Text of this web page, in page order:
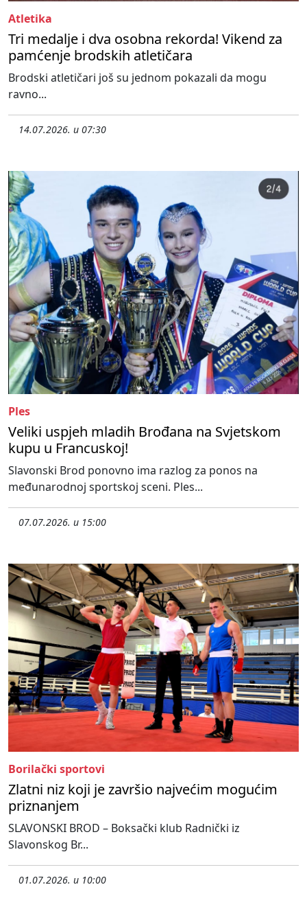
Atletika
Tri medalje i dva osobna rekorda! Vikend za
pamćenje brodskih atletičara
Brodski atletičari još su jednom pokazali da mogu
ravno...
14.07.2026. u 07:30
Ples
Veliki uspjeh mladih Brođana na Svjetskom
kupu u Francuskoj!
Slavonski Brod ponovno ima razlog za ponos na
međunarodnoj sportskoj sceni. Ples...
07.07.2026. u 15:00
Borilački sportovi
Zlatni niz koji je završio najvećim mogućim
priznanjem
SLAVONSKI BROD – Boksački klub Radnički iz
Slavonskog Br...
01.07.2026. u 10:00